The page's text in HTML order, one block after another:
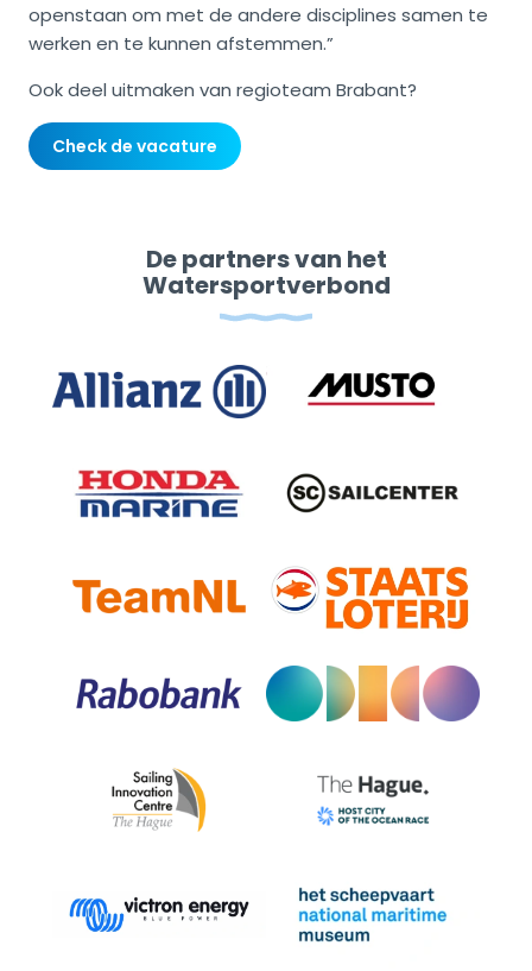
openstaan om met de andere disciplines samen te
werken en te kunnen afstemmen.”
Ook deel uitmaken van regioteam Brabant?
Check de vacature
De partners van het
Watersportverbond